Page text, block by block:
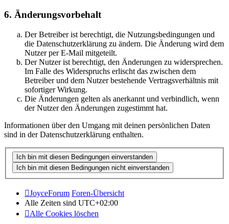
6. Änderungsvorbehalt
Der Betreiber ist berechtigt, die Nutzungsbedingungen und
die Datenschutzerklärung zu ändern. Die Änderung wird dem
Nutzer per E-Mail mitgeteilt.
Der Nutzer ist berechtigt, den Änderungen zu widersprechen.
Im Falle des Widerspruchs erlischt das zwischen dem
Betreiber und dem Nutzer bestehende Vertragsverhältnis mit
sofortiger Wirkung.
Die Änderungen gelten als anerkannt und verbindlich, wenn
der Nutzer den Änderungen zugestimmt hat.
Informationen über den Umgang mit deinen persönlichen Daten
sind in der Datenschutzerklärung enthalten.
JoyceForum Foren-Übersicht
Alle Zeiten sind UTC+02:00
Alle Cookies löschen